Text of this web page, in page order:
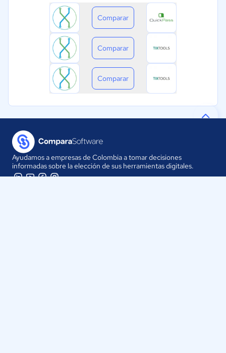
Comparar
Comparar
Comparar
Ayudamos a empresas de Colombia a tomar decisiones
informadas sobre la elección de sus herramientas digitales.